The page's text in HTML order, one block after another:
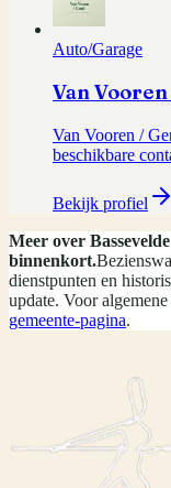
Auto/Garage
Van
Van Vooren /
beschikbare
Bekijk profiel
Meer over Bassevelde
binnenkort.
dienstpunten en
update. Voor
gemeente-pagina.